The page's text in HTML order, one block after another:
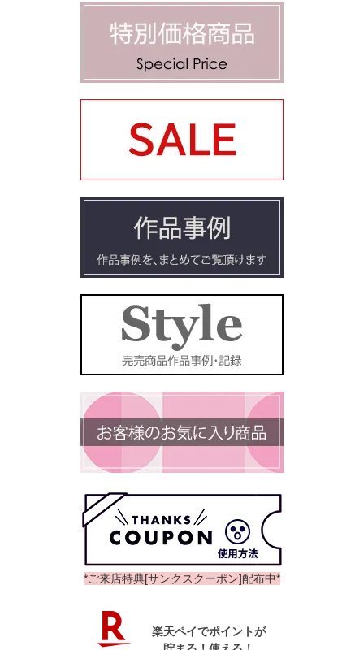
*ご来店特典[サンクスクーポン]配布中*